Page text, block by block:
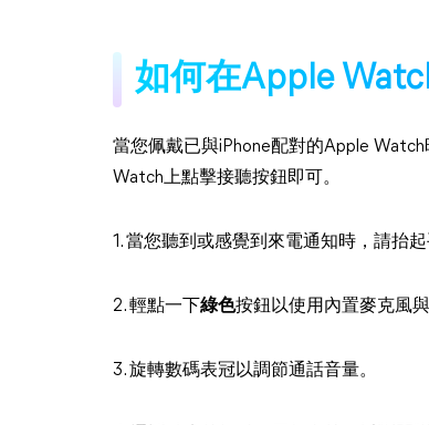
如何在Apple
當您佩戴已與iPhone配對的Apple
Watch上點擊接聽按鈕即可。
1. 當您聽到或感覺到來電通知時，請抬
2. 輕點一下綠色按鈕以使用內置麥克風
3. 旋轉數碼表冠以調節通話音量。